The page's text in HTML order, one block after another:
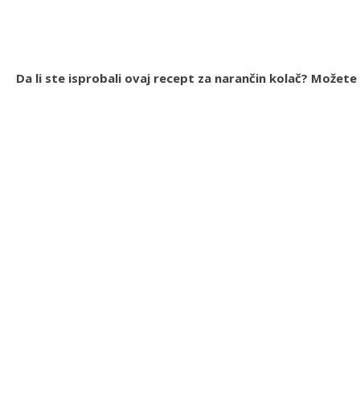
Da li ste isprobali ovaj recept za narančin kolač?